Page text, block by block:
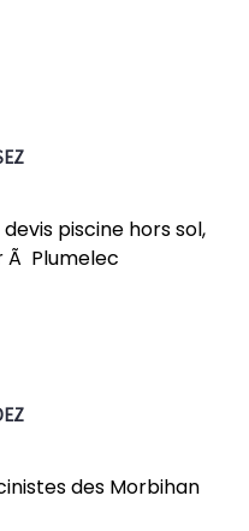
piscine hors sol,
Ã Plumelec
des Morbihan